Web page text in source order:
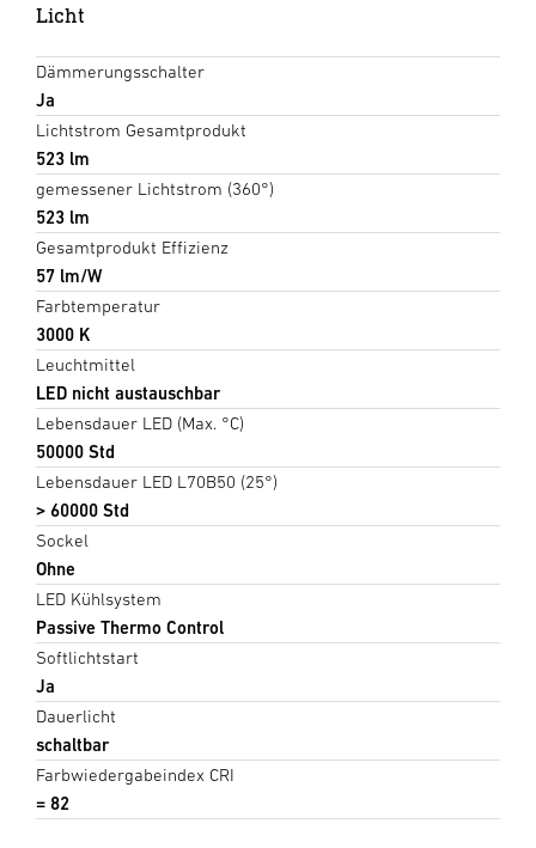
Licht
Dämmerungsschalter
Ja
Lichtstrom Gesamtprodukt
523 lm
gemessener Lichtstrom (360°)
523 lm
Gesamtprodukt Effizienz
57 lm/W
Farbtemperatur
3000 K
Leuchtmittel
LED nicht austauschbar
Lebensdauer LED (Max. °C)
50000 Std
Lebensdauer LED L70B50 (25°)
> 60000 Std
Sockel
Ohne
LED Kühlsystem
Passive Thermo Control
Softlichtstart
Ja
Dauerlicht
schaltbar
Farbwiedergabeindex CRI
= 82